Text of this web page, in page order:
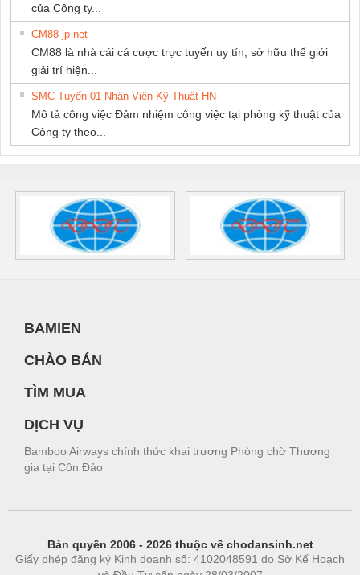
của Công ty...
CM88 jp net
CM88 là nhà cái cá cược trực tuyến uy tín, sở hữu thế giới
giải trí hiện...
SMC Tuyển 01 Nhân Viên Kỹ Thuật-HN
Mô tả công việc Đảm nhiệm công việc tại phòng kỹ thuật của
Công ty theo...
BAMIEN
CHÀO BÁN
TÌM MUA
DỊCH VỤ
Bamboo Airways chính thức khai trương Phòng chờ Thương
gia tại Côn Đảo
Bản quyền 2006 - 2026 thuộc về chodansinh.net
Giấy phép đăng ký Kinh doanh số: 4102048591 do Sở Kế Hoạch